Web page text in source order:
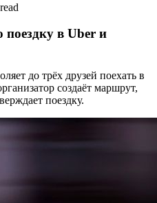
поездку в Uber и
до трёх друзей поехать в
создаёт маршрут,
поездку.